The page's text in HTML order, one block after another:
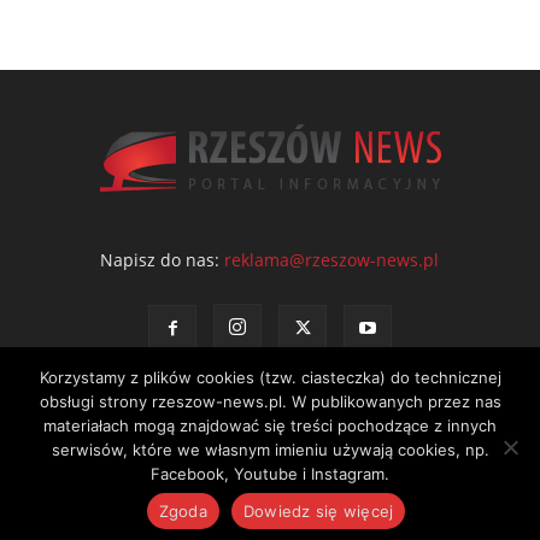
Napisz do nas: reklama@rzeszow-news.pl
Kontakt Polityka prywatności Regulamin portalu
© NEWS Sp. z o.o. - wydawca portalu Rzeszów News. Wszystkie prawa
zastrzeżone. Tel.: 601 97 55 30
Korzystamy z plików cookies (tzw. ciasteczka) do technicznej
obsługi strony rzeszow-news.pl. W publikowanych przez nas
materiałach mogą znajdować się treści pochodzące z innych
serwisów, które we własnym imieniu używają cookies, np.
Facebook, Youtube i Instagram.
Zgoda
Dowiedz się więcej